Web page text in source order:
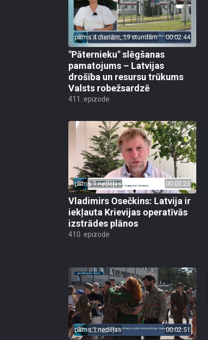
pirms 4 dienām, 19 stundām 00:02:44
"Pāternieku" slēgšanas
pamatojums – Latvijas
drošība un resursu trūkums
Valsts robežsardzē
411. epizode
pirms 1 nedēļas 00:03:23
Vladimirs Osečkins: Latvija ir
iekļauta Krievijas operatīvās
izstrādes plānos
410. epizode
pirms 1 nedēļas 00:02:51